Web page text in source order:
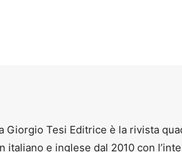
Giorgio Tesi Editrice è la rivista
italiano e inglese dal 2010 con